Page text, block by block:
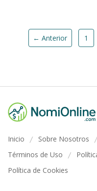
← Anterior 1
Inicio / Sobre Nosotros /
Términos de Uso /
Política de Cookies